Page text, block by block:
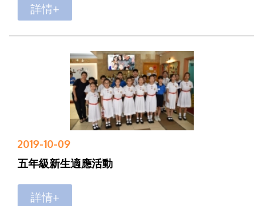
詳情+
2019-10-09
五年級新生適應活動
詳情+